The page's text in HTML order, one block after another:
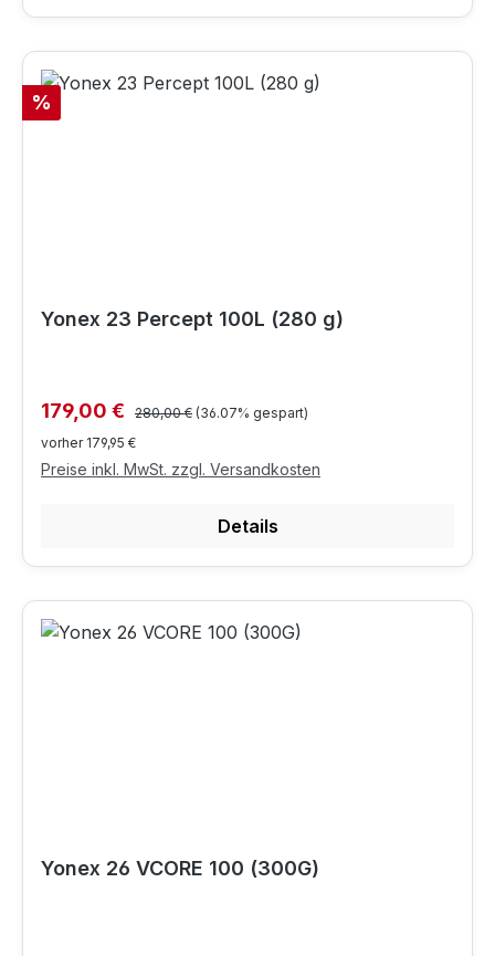
Rabatt
%
Yonex 23 Percept 100L (280 g)
Verkaufspreis:
179,00 € Regulärer Preis:
280,00 € (36.07% gespart)
vorher 179,95 €
Preise inkl. MwSt. zzgl. Versandkosten
Details
Yonex 26 VCORE 100 (300G)